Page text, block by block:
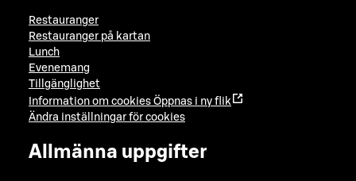
Restauranger
Restauranger på kartan
Lunch
Evenemang
Tillgänglighet
Information om cookies Öppnas i ny flik
Ändra inställningar för cookies
Allmänna uppgifter